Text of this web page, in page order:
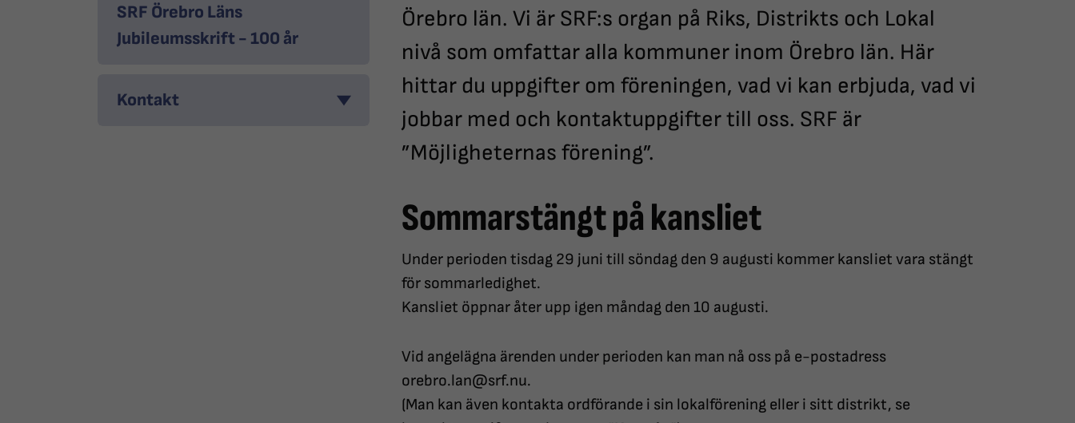
SRF Örebro Läns
Jubileumsskrift - 100 år
Kontakt
Örebro län. Vi är SRF:s organ på Riks, Distrikts och Lokal
nivå som omfattar alla kommuner inom Örebro län. Här
hittar du uppgifter om föreningen, vad vi kan erbjuda, vad vi
jobbar med och kontaktuppgifter till oss. SRF är
”Möjligheternas förening”.
Sommarstängt på kansliet
Under perioden tisdag 29 juni till söndag den 9 augusti kommer kansliet vara stängt
för sommarledighet.
Kansliet öppnar åter upp igen måndag den 10 augusti.
Vid angelägna ärenden under perioden kan man nå oss på e-postadress
orebro.lan@srf.nu.
(Man kan även kontakta ordförande i sin lokalförening eller i sitt distrikt, se